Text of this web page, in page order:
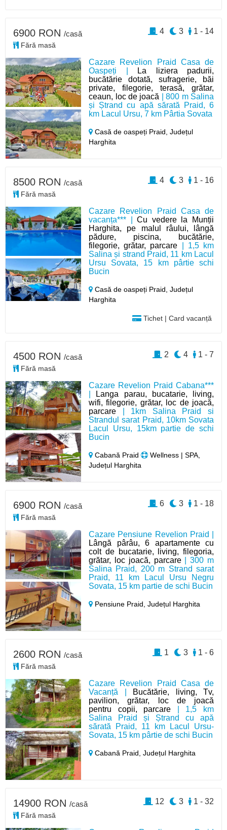
Cazare Revelion Praid Casa de
Oaspeți |
La liziera padurii,
bucătărie dotată, sufragerie, băi
private, filegorie, terasă, grătar,
ceaun, loc de joacă | 800 m Salina
și Ștrand cu apă sărată Praid, 6
km Lacul Ursu, 7 km Pârtia Sovata
Casă de oaspeți Praid,Județul
Harghita
6900 RON /casă
Fără masă
1 - 14
3
4
Cazare Revelion Praid Casa de
vacanța*** |Cu vedere la Munții
Harghita, pe malul râului, lângă
pădure, piscina, bucătărie,
filegorie, grătar, parcare | 1,5 km
Salina și strand Praid, 11 km Lacul
Ursu Sovata, 15 km pârtie schi
Bucin
Casă de oaspeți Praid,Județul
Harghita
Tichet | Card vacanță
8500 RON /casă
Fără masă
1 - 16
3
4
Cazare Revelion Praid Cabana***
Langa parau, bucatarie, living,
wifi, filegorie, grătar, loc de joacă,
parcare | 1km Salina Praid si
Strandul sarat Praid, 10km Sovata
Lacul Ursu, 15km partie de schi
Bucin
Cabană Praid
Wellness | SPA,
Județul Harghita
4500 RON /casă
Fără masă
1 - 7
4
2
Cazare Pensiune Revelion Praid |
Lângă pârâu, 6 apartamente cu
colt de bucatarie, living, filegoria,
grătar, loc joacă, parcare| 300 m
Salina Praid, 200 m Strand sarat
Praid, 11 km Lacul Ursu Negru
Sovata, 15 km partie de schi Bucin
Pensiune Praid,Județul Harghita
6900 RON /casă
Fără masă
1 - 18
3
6
Cazare Revelion Praid Casa de
Vacanță |
Bucătărie, living, Tv,
pavilion, grătar, loc de joacă
pentru copii, parcare | 1,5 km
Salina Praid și Ștrand cu apă
sărată Praid, 11 km Lacul Ursu-
Sovata, 15 km pârtie de schi Bucin
Cabană Praid,Județul Harghita
2600 RON /casă
Fără masă
1 - 6
3
1
14900 RON /casă
Fără masă
1 - 32
3
12